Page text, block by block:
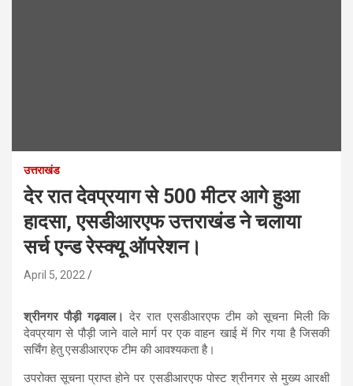
उत्तराखंड
देर रात देवप्रयाग से 500 मीटर आगे हुआ
हादसा, एसडीआरएफ उत्तराखंड ने चलाया
सर्च एन्ड रेस्क्यू ऑपरेशन।
April 5, 2022
श्रीनगर पौड़ी गढ़वाल। देर रात एसडीआरएफ टीम को सूचना मिली कि
देवप्रयाग से पौड़ी जाने वाले मार्ग पर एक वाहन खाई में गिर गया है जिसकी
सर्चिंग हेतु एसडीआरएफ टीम की आवश्यकता है।
उपरोक्त सूचना प्राप्त होने पर एसडीआरएफ पोस्ट श्रीनगर से मुख्य आरक्षी